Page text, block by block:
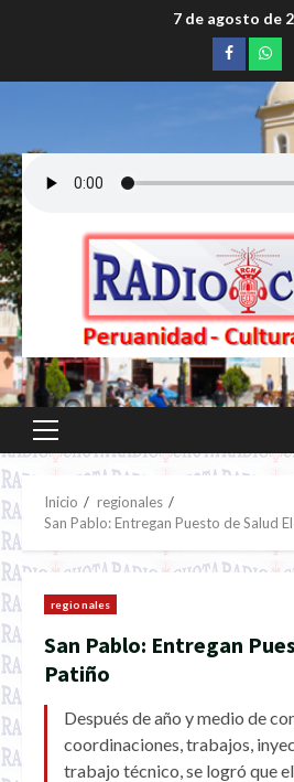
7 de agosto de
Facebook
Menú
principal
Inicio
regionales
San Pablo: Entregan Puesto de Salud
regionales
San Pablo: Entregan
Patiño
Después de año y medio de
coordinaciones, trabajos,
trabajo técnico, se logró que